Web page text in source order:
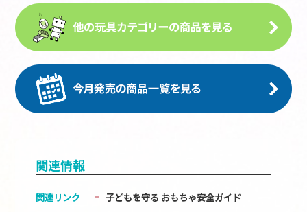
関連情報
関連リンク 子どもを守る おもちゃ安全ガイド